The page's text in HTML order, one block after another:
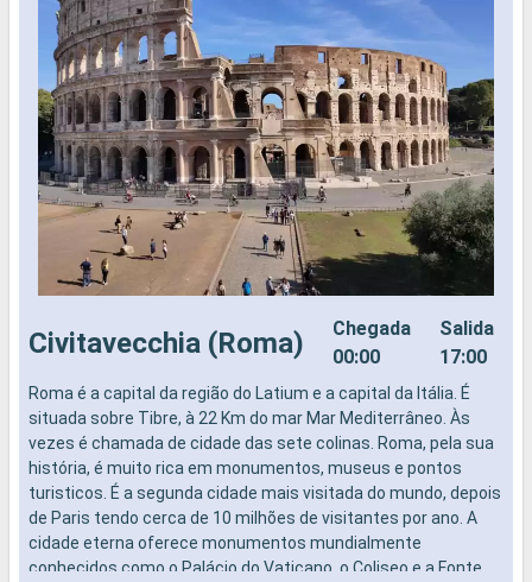
Civitavecchia (Roma)
Chegada
00:00
Salida
17:00
Roma é a capital da região do Latium e a capital da Itália. É
situada sobre Tibre, à 22 Km do mar Mar Mediterrâneo. Às
vezes é chamada de cidade das sete colinas. Roma, pela sua
história, é muito rica em monumentos, museus e pontos
turisticos. É a segunda cidade mais visitada do mundo, depois
de Paris tendo cerca de 10 milhões de visitantes por ano. A
cidade eterna oferece monumentos mundialmente
conhecidos como o Palácio do Vaticano, o Coliseo e a Fonte